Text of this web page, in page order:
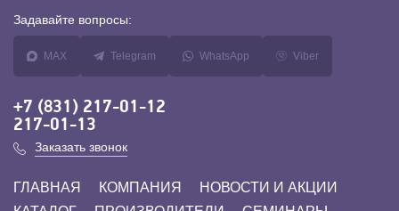
Задавайте вопросы:
MAX Telegram WhatsApp Viber
+7 (831) 217-01-12
217-01-13
Заказать звонок
ГЛАВНАЯ КОМПАНИЯ
НОВОСТИ И АКЦИИ